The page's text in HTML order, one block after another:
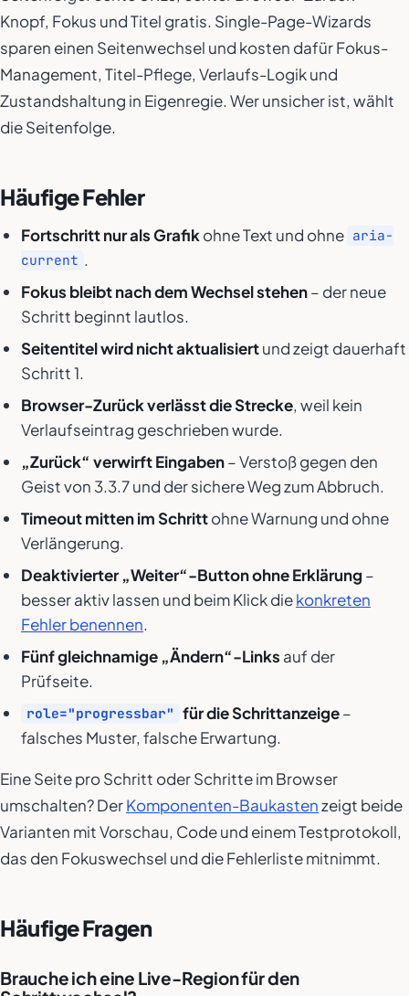
Knopf, Fokus und Titel gratis. Single-Page-Wizards
sparen einen Seitenwechsel und kosten dafür Fokus-
Management, Titel-Pflege, Verlaufs-Logik und
Zustandshaltung in Eigenregie. Wer unsicher ist, wählt
die Seitenfolge.
Häufige Fehler
Fortschritt nur als Grafik ohne Text und ohne aria-
current .
Fokus bleibt nach dem Wechsel stehen– der neue
Schritt beginnt lautlos.
Seitentitel wird nicht aktualisiertund zeigt dauerhaft
Schritt 1.
Browser-Zurück verlässt die Strecke, weil kein
Verlaufseintrag geschrieben wurde.
„Zurück“ verwirft Eingaben– Verstoß gegen den
Geist von 3.3.7 und der sichere Weg zum Abbruch.
Timeout mitten im Schrittohne Warnung und ohne
Verlängerung.
Deaktivierter „Weiter“-Button ohne Erklärung –
besser aktiv lassen und beim Klick diekonkreten
Fehler benennen.
Fünf gleichnamige „Ändern“-Links auf der
Prüfseite.
role="progressbar" für die Schrittanzeige–
falsches Muster, falsche Erwartung.
Eine Seite pro Schritt oder Schritte im Browser
umschalten? DerKomponenten-Baukastenzeigt beide
Varianten mit Vorschau, Code und einem Testprotokoll,
das den Fokuswechsel und die Fehlerliste mitnimmt.
Häufige Fragen
Brauche ich eine Live-Region für den